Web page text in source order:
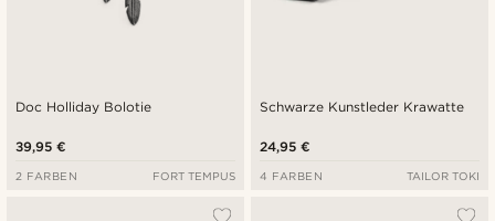
Doc Holliday Bolotie
39,95 €
2 FARBEN FORT TEMPUS
Schwarze Kunstleder Krawatte
24,95 €
4 FARBEN TAILOR TOKI